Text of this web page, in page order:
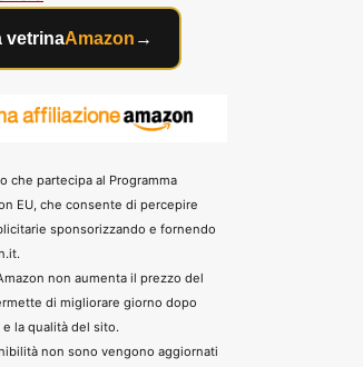
vetrinaAmazon →
che partecipa al Programma
EU, che consente di percepire
sponsorizzando e fornendo
non aumenta il prezzo del
di migliorare giorno dopo
la qualità del sito.
non sono vengono aggiornati